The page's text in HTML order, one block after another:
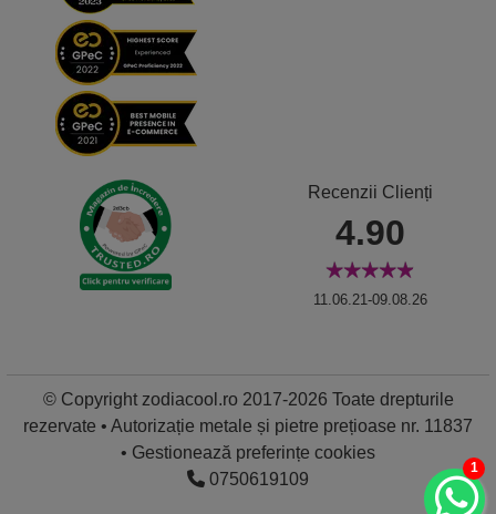
Recenzii Clienți
4.90
11.06.21-09.08.26
© Copyright zodiacool.ro 2017-2026 Toate drepturile
rezervate • Autorizație metale și pietre prețioase nr. 11837
• Gestionează preferințe cookies
0750619109
1